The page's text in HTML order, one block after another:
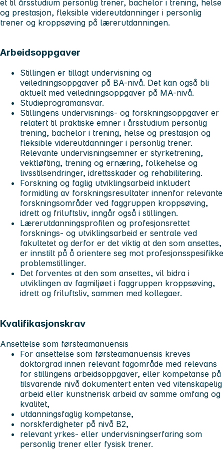
et til årsstudium personlig trener, bachelor i trening, helse
og prestasjon, fleksible videreutdanninger i personlig
trener og kroppsøving på lærerutdanningen.
Arbeidsoppgaver
Stillingen er tillagt undervisning og
veiledningsoppgaver på BA-nivå. Det kan også bli
aktuelt med veiledningsoppgaver på MA-nivå.
Studieprogramansvar.
Stillingens undervisnings- og forskningsoppgaver er
relatert til praktiske emner i årsstudium personlig
trening, bachelor i trening, helse og prestasjon og
fleksible videreutdanninger i personlig trener.
Relevante undervisningsemner er styrketrening,
vektløfting, trening og ernæring, folkehelse og
livsstilsendringer, idrettsskader og rehabilitering.
Forskning og faglig utviklingsarbeid inkludert
formidling av forskningsresultater innenfor relevante
forskningsområder ved faggruppen kroppsøving,
idrett og friluftsliv, inngår også i stillingen.
Lærerutdanningsprofilen og profesjonsrettet
forsknings- og utviklingsarbeid er sentrale ved
fakultetet og derfor er det viktig at den som ansettes,
er innstilt på å orientere seg mot profesjonsspesifikke
problemstillinger.
Det forventes at den som ansettes, vil bidra i
utviklingen av fagmiljøet i faggruppen kroppsøving,
idrett og friluftsliv, sammen med kollegaer.
Kvalifikasjonskrav
Ansettelse som førsteamanuensis
For ansettelse som førsteamanuensis kreves
doktorgrad innen relevant fagområde med relevans
for stillingens arbeidsoppgaver, eller kompetanse på
tilsvarende nivå dokumentert enten ved vitenskapelig
arbeid eller kunstnerisk arbeid av samme omfang og
kvalitet,
utdanningsfaglig kompetanse,
norskferdigheter på nivå B2,
relevant yrkes- eller undervisningserfaring som
personlig trener eller fysisk trener.